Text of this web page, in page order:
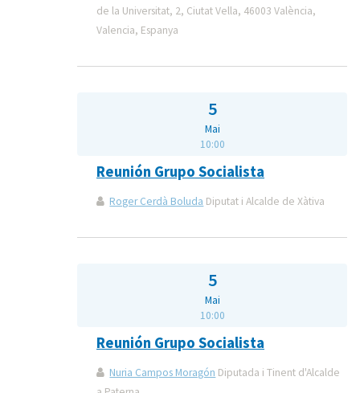
de la Universitat, 2, Ciutat Vella, 46003 València,
Valencia, Espanya
5
Mai
10:00
Reunión Grupo Socialista
Roger Cerdà Boluda Diputat i Alcalde de Xàtiva
5
Mai
10:00
Reunión Grupo Socialista
Nuria Campos Moragón Diputada i Tinent d'Alcalde